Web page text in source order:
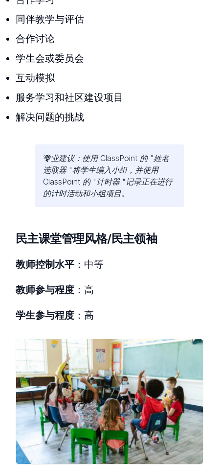
同伴教学与评估
合作讨论
学生会或委员会
互动模拟
服务学习和社区建设项目
解决问题的挑战
专业建议：使用 ClassPoint 的 "姓名
选取器 "将学生编入小组，并使用
ClassPoint 的 "计时器 "记录正在进行
的计时活动和小组项目。
民主课堂管理风格/民主领袖
教师控制水平 ：中等
教师参与程度 ：高
学生参与程度 ：高